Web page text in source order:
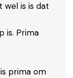
wel is is dat
is. Prima
prima om